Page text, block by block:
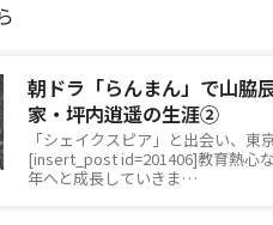
朝ドラ「らんまん」で山脇
家・坪内逍遥の生涯②
「シェイクスピア」と出会い、
[insert_post id=201406]教育熱心
年へと成長していきま…